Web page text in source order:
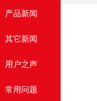
产品新闻
其它新闻
用户之声
常用问题